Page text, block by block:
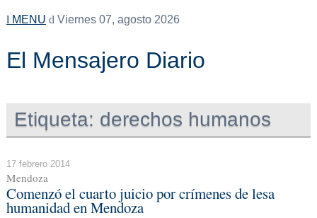
MENU Viernes 07, agosto 2026
El Mensajero Diario
Etiqueta: derechos humanos
17 febrero 2014
Mendoza
Comenzó el cuarto juicio por crímenes de lesa
humanidad en Mendoza